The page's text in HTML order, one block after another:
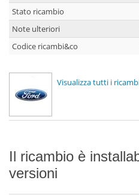
Stato ricambio
Note ulteriori
Codice ricambi&co
Visualizza tutti i
Il ricambio è
versioni